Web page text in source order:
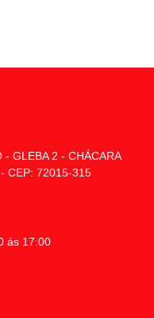
- GLEBA 2 - CHÁCARA
CEP: 72015-315
ás 17:00